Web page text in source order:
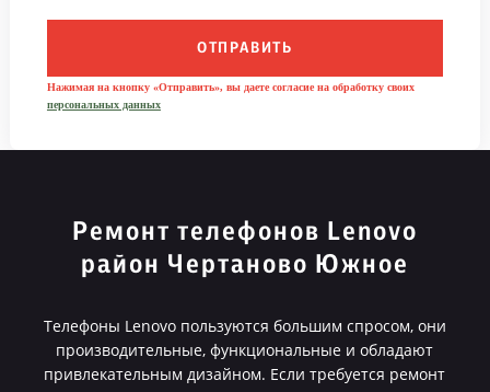
ОТПРАВИТЬ
Нажимая на кнопку «Отправить», вы даете согласие на обработку своих
персональных данных
Ремонт телефонов Lenovo
район Чертаново Южное
Телефоны Lenovo пользуются большим спросом, они
производительные, функциональные и обладают
привлекательным дизайном. Если требуется ремонт